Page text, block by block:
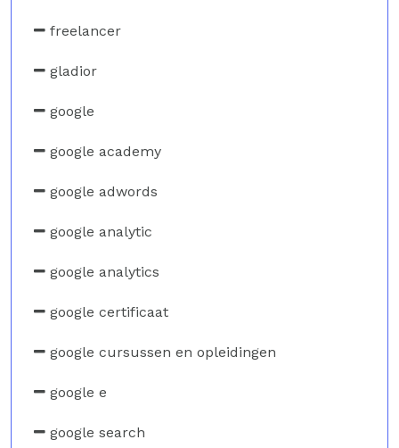
freelancer
gladior
google
google academy
google adwords
google analytic
google analytics
google certificaat
google cursussen en opleidingen
google e
google search